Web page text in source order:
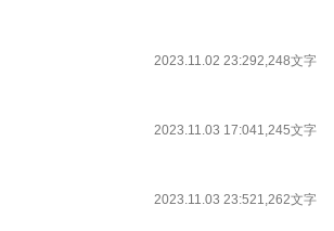
2023.11.02 23:292,248文字
2023.11.03 17:041,245文字
2023.11.03 23:521,262文字